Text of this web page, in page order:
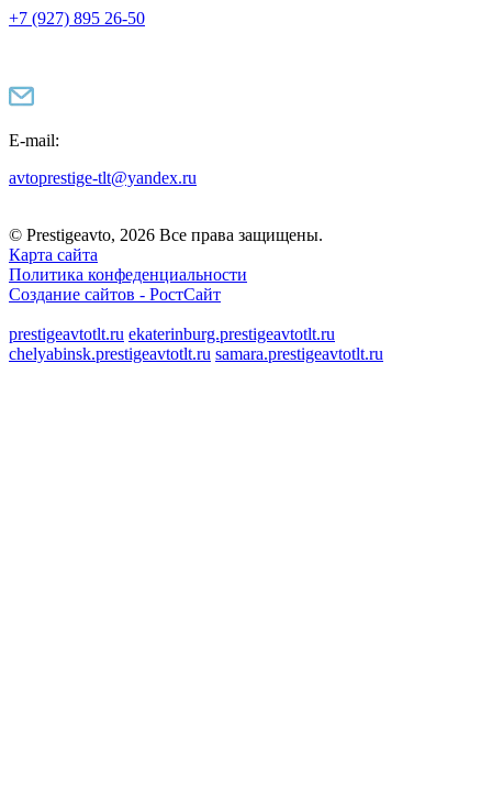
+7 (927) 895 26-50
E-mail:
avtoprestige-tlt@yandex.ru
© Prestigeavto, 2026 Все права защищены.
Карта сайта
Политика конфеденциальности
Создание сайтов - РостСайт
prestigeavtotlt.ru ekaterinburg.prestigeavtotlt.ru
chelyabinsk.prestigeavtotlt.ru samara.prestigeavtotlt.ru